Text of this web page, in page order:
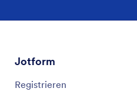
Jotform
Registrieren